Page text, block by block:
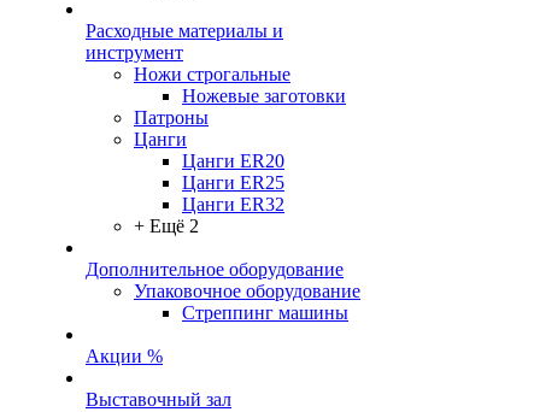
Расходные материалы и
инструмент
Ножи строгальные
Ножевые заготовки
Патроны
Цанги
Цанги ER20
Цанги ER25
Цанги ER32
+ Ещё 2
Дополнительное оборудование
Упаковочное оборудование
Стреппинг машины
Акции %
Выставочный зал